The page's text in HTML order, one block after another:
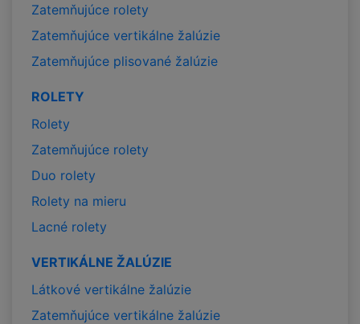
Zatemňujúce rolety
Zatemňujúce vertikálne žalúzie
Zatemňujúce plisované žalúzie
ROLETY
Rolety
Zatemňujúce rolety
Duo rolety
Rolety na mieru
Lacné rolety
VERTIKÁLNE ŽALÚZIE
Látkové vertikálne žalúzie
Zatemňujúce vertikálne žalúzie